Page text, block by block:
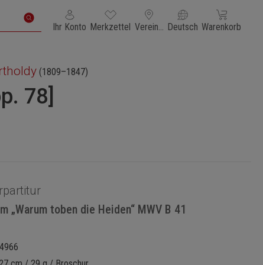
Ihr Konto Du hast 0 Produkte auf dem Merkzettel
Merkzettel Vereinigte Staaten von Amerika
Deutsch Warenkorb
Warenkorb
(1809–1847)
78]
„Warum toben die Heiden“ MWV B 41